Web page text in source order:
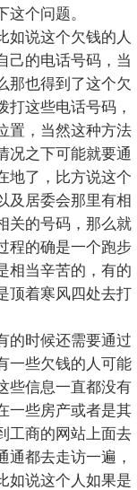
个问题。
如说这个欠钱的人
己的电话号码，当
那也得到了这个欠
打这些电话号码，
置，当然这种方法
况之下可能就要通
地了，比方说这个
及居委会那里有相
关的号码，那么就
程的确是一个跑步
相当辛苦的，有的
顶着寒风四处去打
的时候还需要通过
一些欠钱的人可能
些信息一直都没有
一些房产或者是其
工商的网站上面去
通都去走访一遍，
如说这个人如果是